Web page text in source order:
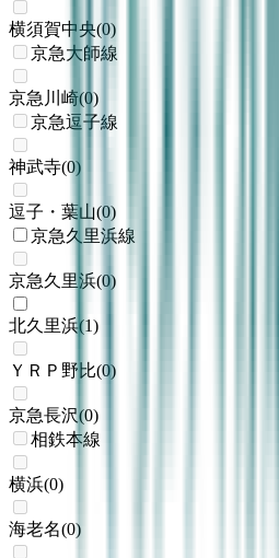
横須賀中央(0)
京急大師線
京急川崎(0)
京急逗子線
神武寺(0)
逗子・葉山(0)
京急久里浜線
京急久里浜(0)
北久里浜(1)
ＹＲＰ野比(0)
京急長沢(0)
相鉄本線
横浜(0)
海老名(0)